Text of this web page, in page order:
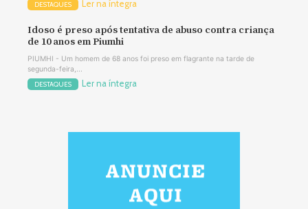
DESTAQUES Ler na íntegra
Idoso é preso após tentativa de abuso contra criança
de 10 anos em Piumhi
PIUMHI - Um homem de 68 anos foi preso em flagrante na tarde de
segunda-feira,...
DESTAQUES Ler na íntegra